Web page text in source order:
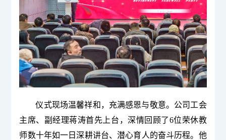
仪式现场温馨祥和，充满感恩与敬意。公司工会
主席、副经理蒋涛首先上台，深情回顾了6位荣休教
师数十年如一日深耕讲台、潜心育人的奋斗历程。他